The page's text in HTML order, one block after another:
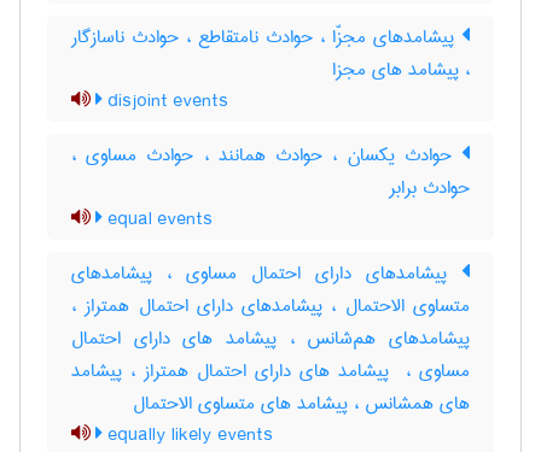
پیشامدهای مجزّا ، حوادث نامتقاطع ، حوادث ناسازگار
، پیشامد های مجزا
disjoint events
حوادث یکسان ، حوادث همانند ، حوادث مساوی ،
حوادث برابر
equal events
پیشامدهای دارای احتمال مساوی ، پیشامدهای
متساوی الاحتمال ، پیشامدهای دارای احتمال همتراز ،
پیشامدهای هم‌شانس ، پیشامد های دارای احتمال
مساوی ، ‌ پیشامد های دارای احتمال همتراز ، پیشامد
های همشانس ، پیشامد های متساوی الاحتمال
equally likely events